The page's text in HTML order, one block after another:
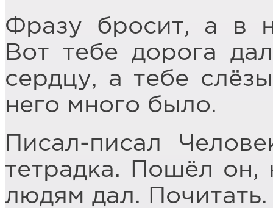
Фразу бросит, а в
Вот тебе дорога
сердцу, а тебе
него много было.
Писал-писал
тетрадка. Пошёл
людям дал. Почитать.